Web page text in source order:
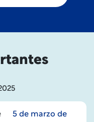
5 de marzo de